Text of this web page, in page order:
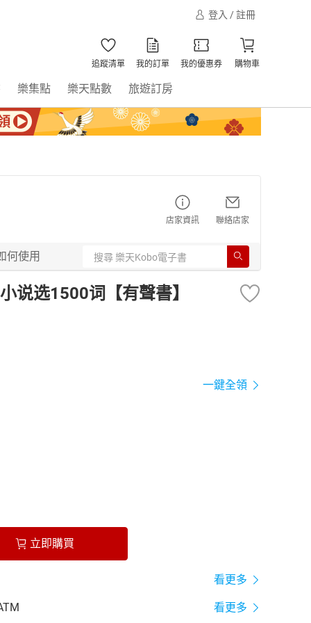
登入 / 註冊
追蹤清單 我的訂單 我的優惠券 購物車
樂集點 樂天點數 旅遊訂房
店家資訊 聯絡店家
何使用
说选1500词【有聲書】
一鍵全領
立即購買
看更多
看更多